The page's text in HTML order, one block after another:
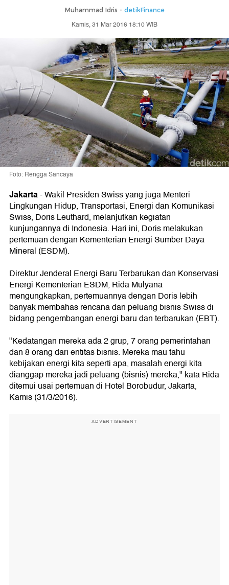
Muhammad Idris - detikFinance
Kamis, 31 Mar 2016 18:10 WIB
Foto: Rengga Sancaya
Jakarta-Wakil Presiden Swiss yang juga Menteri
Lingkungan Hidup, Transportasi, Energi dan Komunikasi
Swiss, Doris Leuthard, melanjutkan kegiatan
kunjungannya di Indonesia. Hari ini, Doris melakukan
pertemuan dengan Kementerian Energi Sumber Daya
Mineral (ESDM).
Direktur Jenderal Energi Baru Terbarukan dan Konservasi
Energi Kementerian ESDM, Rida Mulyana
mengungkapkan, pertemuannya dengan Doris lebih
banyak membahas rencana dan peluang bisnis Swiss di
bidang pengembangan energi baru dan terbarukan (EBT).
"Kedatangan mereka ada 2 grup, 7 orang pemerintahan
dan 8 orang dari entitas bisnis. Mereka mau tahu
kebijakan energi kita seperti apa, masalah energi kita
dianggap mereka jadi peluang (bisnis) mereka," kata Rida
ditemui usai pertemuan di Hotel Borobudur, Jakarta,
Kamis (31/3/2016).
ADVERTISEMENT